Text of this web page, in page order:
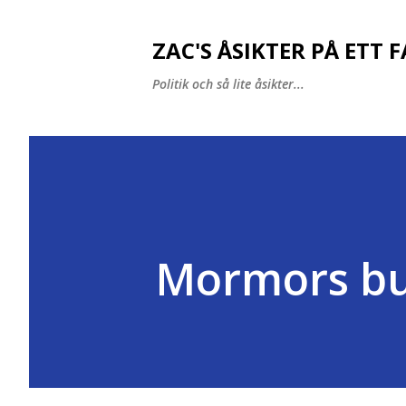
ZAC'S ÅSIKTER PÅ ETT
Politik och så lite åsikter...
Mormors